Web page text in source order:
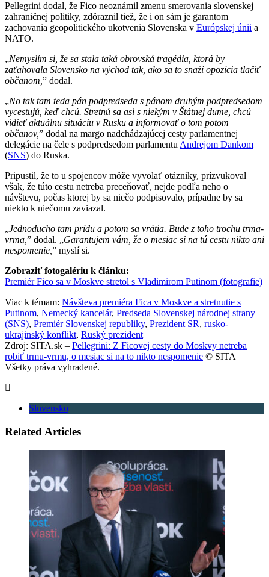
Pellegrini dodal, že Fico neoznámil zmenu smerovania slovenskej
zahraničnej politiky, zdôraznil tiež, že i on sám je garantom
zachovania geopolitického ukotvenia Slovenska v Európskej únii a
NATO.
„Nemyslím si, že sa stala taká obrovská tragédia, ktorá by
zaťahovala Slovensko na východ tak, ako sa to snaží opozícia tlačiť
občanom, ” dodal.
„No tak tam teda pán podpredseda s pánom druhým podpredsedom
vycestujú, keď chcú. Stretnú sa asi s niekým v Štátnej dume, chcú
vidieť aktuálnu situáciu v Rusku a informovať o tom potom
občanov,” dodal na margo nadchádzajúcej cesty parlamentnej
delegácie na čele s podpredsedom parlamentu Andrejom Dankom
(SNS) do Ruska.
Pripustil, že to u spojencov môže vyvolať otázniky, prízvukoval
však, že túto cestu netreba preceňovať, nejde podľa neho o
návštevu, počas ktorej by sa niečo podpisovalo, prípadne by sa
niekto k niečomu zaviazal.
„Jednoducho tam prídu a potom sa vrátia. Bude z toho trochu trma-
vrma, ” dodal. „Garantujem vám, že o mesiac si na tú cestu nikto ani
nespomenie, ” myslí si.
Zobraziť fotogalériu k článku:
Premiér Fico sa v Moskve stretol s Vladimirom Putinom (fotografie)
Viac k témam: Návšteva premiéra Fica v Moskve a stretnutie s
Putinom, Nemecký kancelár, Predseda Slovenskej národnej strany
(SNS), Premiér Slovenskej republiky, Prezident SR, rusko-
ukrajinský konflikt, Ruský prezident
Zdroj: SITA.sk – Pellegrini: Z Ficovej cesty do Moskvy netreba
robiť trmu-vrmu, o mesiac si na to nikto nespomenie © SITA
Všetky práva vyhradené.
Slovensko
Related Articles